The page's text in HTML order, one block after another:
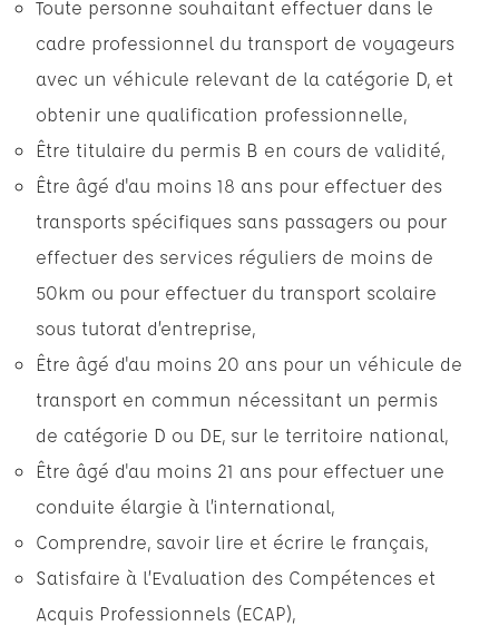
Toute personne souhaitant effectuer dans le
cadre professionnel du transport de voyageurs
avec un véhicule relevant de la catégorie D, et
obtenir une qualification professionnelle,
Être titulaire du permis B en cours de validité,
Être âgé d'au moins 18 ans pour effectuer des
transports spécifiques sans passagers ou pour
effectuer des services réguliers de moins de
50km ou pour effectuer du transport scolaire
sous tutorat d’entreprise,
Être âgé d'au moins 20 ans pour un véhicule de
transport en commun nécessitant un permis
de catégorie D ou DE, sur le territoire national,
Être âgé d'au moins 21 ans pour effectuer une
conduite élargie à l’international,
Comprendre, savoir lire et écrire le français,
Satisfaire à l’Evaluation des Compétences et
Acquis Professionnels (ECAP),